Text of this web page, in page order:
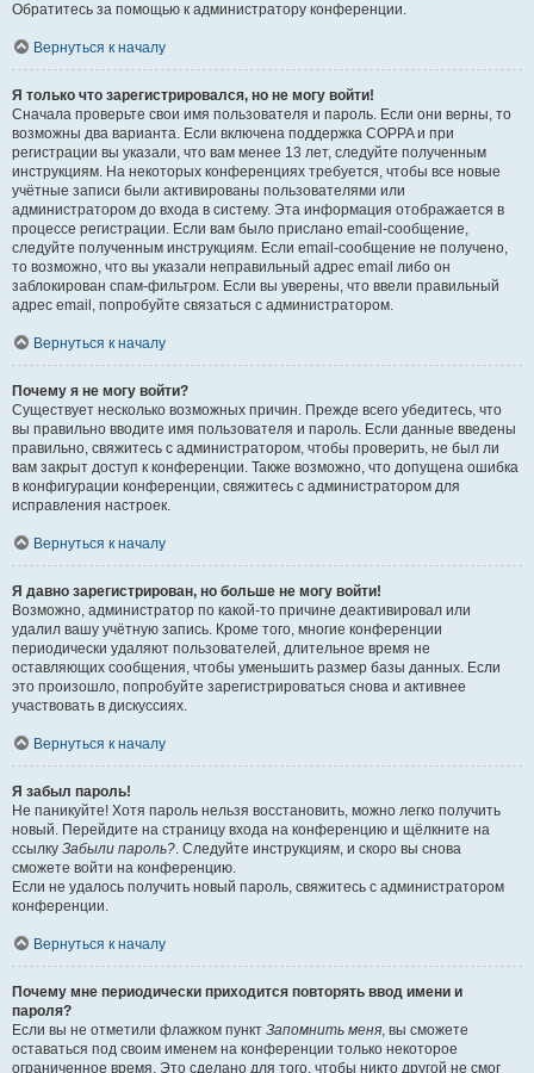
Обратитесь за помощью к администратору конференции.
Вернуться к началу
Я только что зарегистрировался, но не могу войти!
Сначала проверьте свои имя пользователя и пароль. Если они верны, то
возможны два варианта. Если включена поддержка COPPA и при
регистрации вы указали, что вам менее 13 лет, следуйте полученным
инструкциям. На некоторых конференциях требуется, чтобы все новые
учётные записи были активированы пользователями или
администратором до входа в систему. Эта информация отображается в
процессе регистрации. Если вам было прислано email-сообщение,
следуйте полученным инструкциям. Если email-сообщение не получено,
то возможно, что вы указали неправильный адрес email либо он
заблокирован спам-фильтром. Если вы уверены, что ввели правильный
адрес email, попробуйте связаться с администратором.
Вернуться к началу
Почему я не могу войти?
Существует несколько возможных причин. Прежде всего убедитесь, что
вы правильно вводите имя пользователя и пароль. Если данные введены
правильно, свяжитесь с администратором, чтобы проверить, не был ли
вам закрыт доступ к конференции. Также возможно, что допущена ошибка
в конфигурации конференции, свяжитесь с администратором для
исправления настроек.
Вернуться к началу
Я давно зарегистрирован, но больше не могу войти!
Возможно, администратор по какой-то причине деактивировал или
удалил вашу учётную запись. Кроме того, многие конференции
периодически удаляют пользователей, длительное время не
оставляющих сообщения, чтобы уменьшить размер базы данных. Если
это произошло, попробуйте зарегистрироваться снова и активнее
участвовать в дискуссиях.
Вернуться к началу
Я забыл пароль!
Не паникуйте! Хотя пароль нельзя восстановить, можно легко получить
новый. Перейдите на страницу входа на конференцию и щёлкните на
ссылку Забыли пароль?. Следуйте инструкциям, и скоро вы снова
сможете войти на конференцию.
Если не удалось получить новый пароль, свяжитесь с администратором
конференции.
Вернуться к началу
Почему мне периодически приходится повторять ввод имени и
пароля?
Если вы не отметили флажком пункт Запомнить меня, вы сможете
оставаться под своим именем на конференции только некоторое
ограниченное время. Это сделано для того, чтобы никто другой не смог